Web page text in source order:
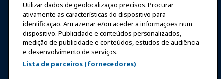
Sobre a IAAPA
Parceiros
Copyright © 2026 Associação Internacional de Parques de
Utilizar dados de geolocalização precisos. Procurar
ativamente as características do dispositivo para
identificação. Armazenar e/ou aceder a informações num
dispositivo. Publicidade e conteúdos personalizados,
medição de publicidade e conteúdos, estudos de audiência
e desenvolvimento de serviços.
Lista de parceiros (fornecedores)